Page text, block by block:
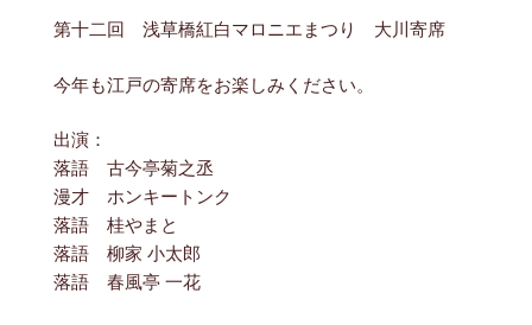
第十二回 浅草橋紅白マロニエまつり 大川寄席
今年も江戸の寄席をお楽しみください。
出演：
落語 古今亭菊之丞
漫才 ホンキートンク
落語 桂やまと
落語 柳家 小太郎
落語 春風亭 一花